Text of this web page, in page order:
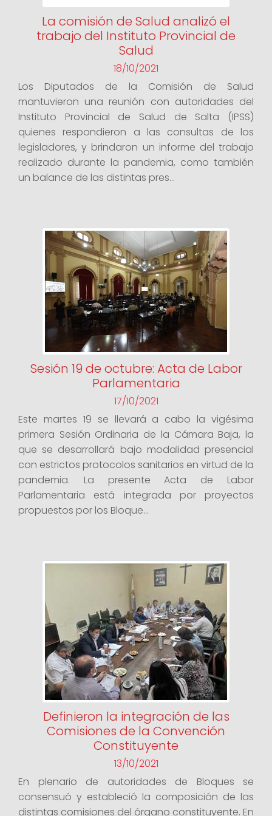
La comisión de Salud analizó el
trabajo del Instituto Provincial de
Salud
18/10/2021
Los Diputados de la Comisión de Salud
mantuvieron una reunión con autoridades del
Instituto Provincial de Salud de Salta (IPSS)
quienes respondieron a las consultas de los
legisladores, y brindaron un informe del trabajo
realizado durante la pandemia, como también
un balance de las distintas pres...
Sesión 19 de octubre: Acta de Labor
Parlamentaria
17/10/2021
Este martes 19 se llevará a cabo la vigésima
primera Sesión Ordinaria de la Cámara Baja, la
que se desarrollará bajo modalidad presencial
con estrictos protocolos sanitarios en virtud de la
pandemia. La presente Acta de Labor
Parlamentaria está integrada por proyectos
propuestos por los Bloque...
Definieron la integración de las
Comisiones de la Convención
Constituyente
13/10/2021
En plenario de autoridades de Bloques se
consensuó y estableció la composición de las
distintas comisiones del órgano constituyente. En